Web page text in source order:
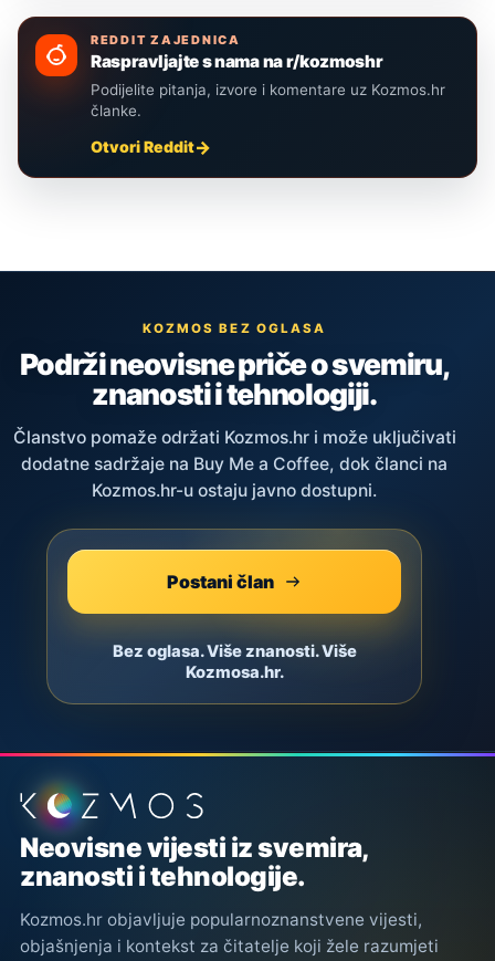
REDDIT ZAJEDNICA
Raspravljajte s nama na r/kozmoshr
Podijelite pitanja, izvore i komentare uz Kozmos.hr
članke.
Otvori Reddit
KOZMOS BEZ OGLASA
Podrži neovisne priče o svemiru,
znanosti i tehnologiji.
Članstvo pomaže održati Kozmos.hr i može uključivati
dodatne sadržaje na Buy Me a Coffee, dok članci na
Kozmos.hr-u ostaju javno dostupni.
Postani član
Bez oglasa. Više znanosti. Više
Kozmosa.hr.
Podnožje stranice
Neovisne vijesti iz svemira,
znanosti i tehnologije.
Kozmos.hr objavljuje popularnoznanstvene vijesti,
objašnjenja i kontekst za čitatelje koji žele razumjeti